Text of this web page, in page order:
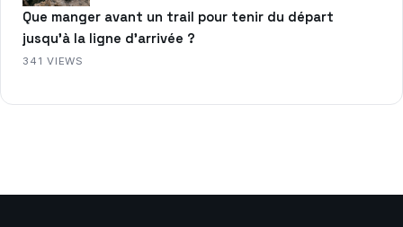
Que manger avant un trail pour tenir du départ
jusqu’à la ligne d’arrivée ?
341 VIEWS